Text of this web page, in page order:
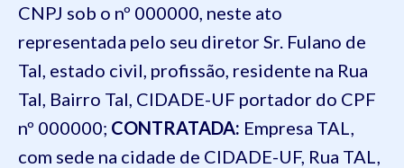
CNPJ sob o nº 000000, neste ato
representada pelo seu diretor Sr. Fulano de
Tal, estado civil, profissão, residente na Rua
Tal, Bairro Tal, CIDADE-UF portador do CPF
nº 000000; CONTRATADA: Empresa TAL,
com sede na cidade de CIDADE-UF, Rua TAL,